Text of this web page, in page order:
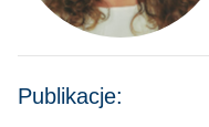
Publikacje: